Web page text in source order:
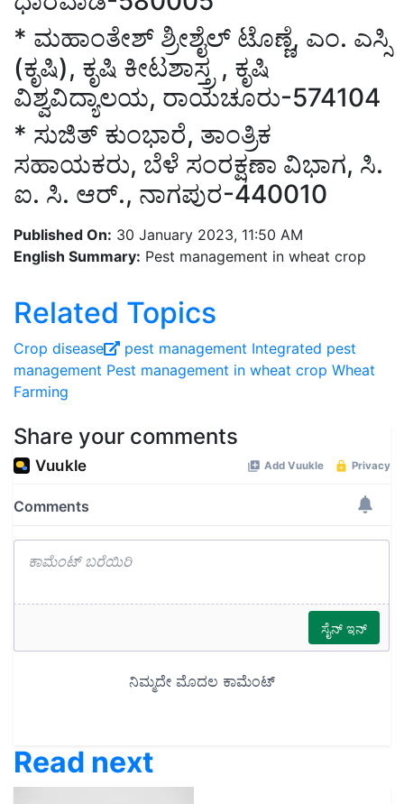
* ಮಹಾಂತೇಶ್ ಶ್ರೀಶೈಲ್ ಟೊಣ್ಣೆ, ಎಂ. ಎಸ್ಸಿ
(ಕೃಷಿ), ಕೃಷಿ ಕೀಟಶಾಸ್ತ್ರ , ಕೃಷಿ
ವಿಶ್ವವಿದ್ಯಾಲಯ, ರಾಯಚೂರು-574104
* ಸುಜಿತ್ ಕುಂಭಾರೆ, ತಾಂತ್ರಿಕ
ಸಹಾಯಕರು, ಬೆಳೆ ಸಂರಕ್ಷಣಾ ವಿಭಾಗ, ಸಿ.
ಐ. ಸಿ. ಆರ್., ನಾಗಪುರ-440010
Published On: 30 January 2023, 11:50 AM
English Summary: Pest management in wheat crop
Related Topics
Crop disease pest management Integrated pest
management Pest management in wheat crop Wheat
Farming
Share your comments
Read next